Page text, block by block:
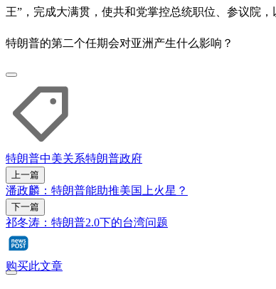
王”，完成大满贯，使共和党掌控总统职位、参议院
特朗普的第二个任期会对亚洲产生什么影响？
特朗普中美关系特朗普政府
上一篇
潘政麟：特朗普能助推美国上火星？
下一篇
祁冬涛：特朗普2.0下的台湾问题
购买此文章